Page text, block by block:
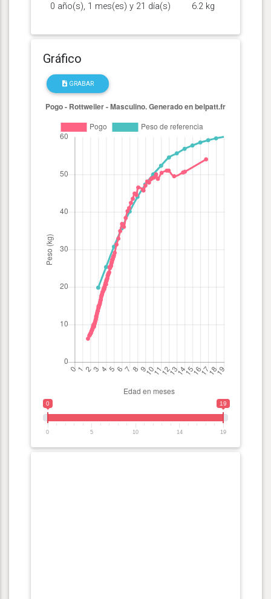
0 año(s), 1 mes(es) y 21 día(s) 6.2 kg
Gráfico
GRABAR
0 19
0 5 10 14 19